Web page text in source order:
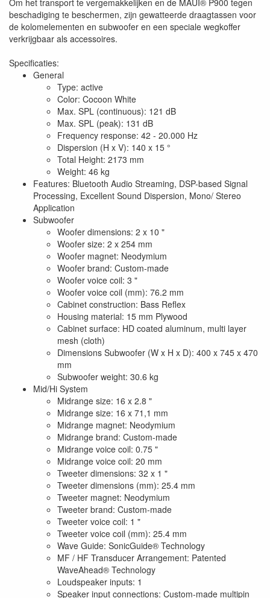
Om het transport te vergemakkelijken en de MAUI® P900 tegen
beschadiging te beschermen, zijn gewatteerde draagtassen voor
de kolomelementen en subwoofer en een speciale wegkoffer
verkrijgbaar als accessoires.
Specificaties:
General
Type: active
Color: Cocoon White
Max. SPL (continuous): 121 dB
Max. SPL (peak): 131 dB
Frequency response: 42 - 20.000 Hz
Dispersion (H x V): 140 x 15 °
Total Height: 2173 mm
Weight: 46 kg
Features: Bluetooth Audio Streaming, DSP-based Signal
Processing, Excellent Sound Dispersion, Mono/ Stereo
Application
Subwoofer
Woofer dimensions: 2 x 10 "
Woofer size: 2 x 254 mm
Woofer magnet: Neodymium
Woofer brand: Custom-made
Woofer voice coil: 3 "
Woofer voice coil (mm): 76.2 mm
Cabinet construction: Bass Reflex
Housing material: 15 mm Plywood
Cabinet surface: HD coated aluminum, multi layer
mesh (cloth)
Dimensions Subwoofer (W x H x D): 400 x 745 x 470
mm
Subwoofer weight: 30.6 kg
Mid/Hi System
Midrange size: 16 x 2.8 "
Midrange size: 16 x 71,1 mm
Midrange magnet: Neodymium
Midrange brand: Custom-made
Midrange voice coil: 0.75 "
Midrange voice coil: 20 mm
Tweeter dimensions: 32 x 1 "
Tweeter dimensions (mm): 25.4 mm
Tweeter magnet: Neodymium
Tweeter brand: Custom-made
Tweeter voice coil: 1 "
Tweeter voice coil (mm): 25.4 mm
Wave Guide: SonicGuide® Technology
MF / HF Transducer Arrangement: Patented
WaveAhead® Technology
Loudspeaker inputs: 1
Speaker input connections: Custom-made multipin